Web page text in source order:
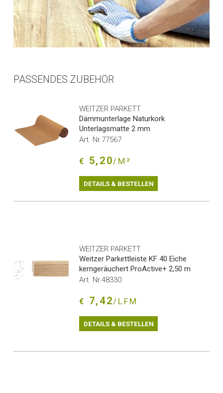
PASSENDES ZUBEHÖR
WEITZER PARKETT
Dämmunterlage Naturkork
Unterlagsmatte 2 mm
Art. Nr.77567
€ 5,20/M²
DETAILS & BESTELLEN
WEITZER PARKETT
Weitzer Parkettleiste KF 40 Eiche
kerngeräuchert ProActive+ 2,50 m
Art. Nr.48330
€ 7,42/LFM
DETAILS & BESTELLEN